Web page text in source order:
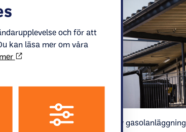
Service av gasolanläggning
och för att
kan läsa mer om våra